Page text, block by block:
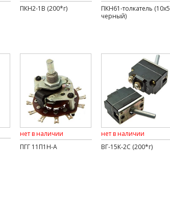
ПКН2-1В (200*г)
ПКН61-толкатель (10х5
черный)
нет в наличии
ПГГ 11П1Н-А
нет в наличии
ВГ-15К-2С (200*г)